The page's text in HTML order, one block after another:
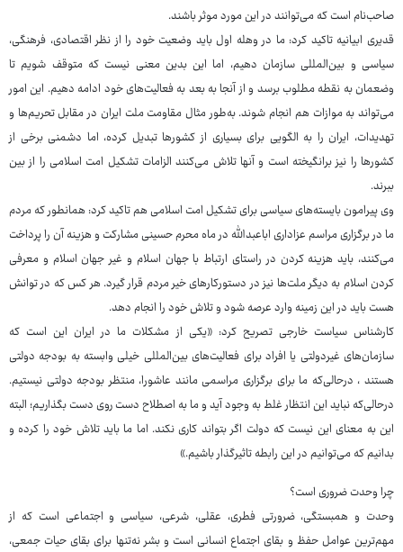
صاحب‌نام است که می‌توانند در این مورد موثر باشند.
قدیری ابیانیه تاکید کرد: ما در وهله اول باید وضعیت خود را از نظر اقتصادی، فرهنگی،
سیاسی و بین‌المللی سازمان دهیم، اما این بدین معنی نیست که متوقف شویم تا
وضعمان به نقطه مطلوب برسد و از آنجا به بعد به فعالیت‌های خود ادامه دهیم. این امور
می‌تواند به موازات هم انجام شوند. به‌طور مثال مقاومت ملت ایران در مقابل تحریم‌ها و
تهدیدات، ایران را به الگویی برای بسیاری از کشورها تبدیل کرده، اما دشمنی برخی از
کشورها را نیز برانگیخته است و آنها تلاش می‌کنند الزامات تشکیل امت اسلامی را از بین
ببرند.
وی پیرامون بایسته‌های سیاسی برای تشکیل امت اسلامی هم تاکید کرد: همانطور که مردم
ما در برگزاری مراسم عزاداری اباعبدالله در ماه محرم حسینی مشارکت و هزینه آن را پرداخت
می‌کنند، باید هزینه کردن در راستای ارتباط با جهان اسلام و غیر جهان اسلام و معرفی
کردن اسلام به دیگر ملت‌ها نیز در دستورکارهای خیر مردم قرار گیرد. هر کس که در توانش
هست باید در این زمینه وارد عرصه شود و تلاش خود را انجام دهد.
کارشناس سیاست خارجی تصریح کرد: «یکی از مشکلات ما در ایران این است که
سازمان‌های غیردولتی یا افراد برای فعالیت‌های بین‌المللی خیلی وابسته به بودجه دولتی
هستند ، درحالی‌که ما برای برگزاری مراسمی مانند عاشورا، منتظر بودجه دولتی نیستیم.
درحالی‌که نباید این انتظار غلط به وجود آید و ما به اصطلاح دست روی دست بگذاریم؛ البته
این به معنای این نیست که دولت اگر بتواند کاری نکند. اما ما باید تلاش خود را کرده و
بدانیم که می‌توانیم در این رابطه تاثیرگذار باشیم.»
چرا وحدت ضروری است؟
وحدت و همبستگی، ضرورتی فطری، عقلی، شرعی، سیاسی و اجتماعی است که از
مهم‌ترین عوامل حفظ و بقای اجتماع انسانی است و بشر نه‌تنها برای بقای حیات جمعی،